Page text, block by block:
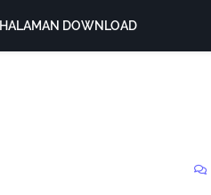
HALAMAN DOWNLOAD